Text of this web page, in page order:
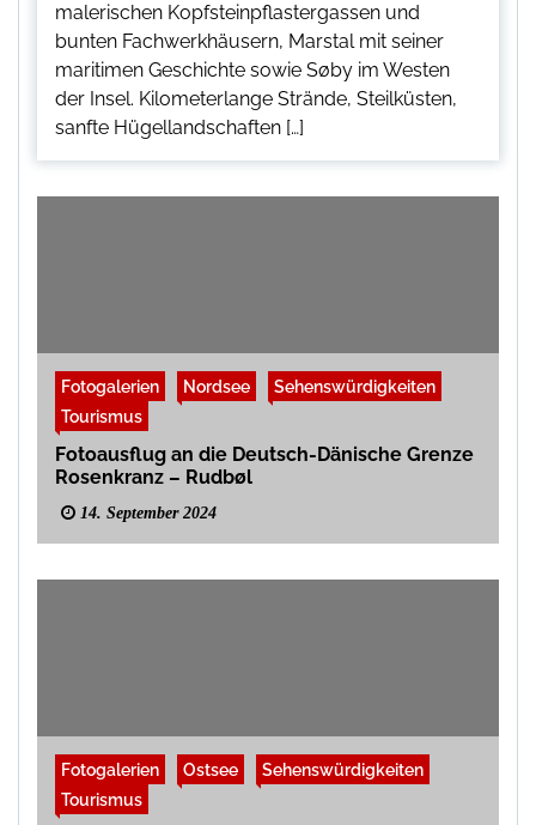
malerischen Kopfsteinpflastergassen und
bunten Fachwerkhäusern, Marstal mit seiner
maritimen Geschichte sowie Søby im Westen
der Insel. Kilometerlange Strände, Steilküsten,
sanfte Hügellandschaften […]
Fotogalerien Nordsee
Sehenswürdigkeiten
Tourismus
Fotoausflug an die Deutsch-Dänische Grenze
Rosenkranz – Rudbøl
14. September 2024
Fotogalerien Ostsee
Sehenswürdigkeiten
Tourismus